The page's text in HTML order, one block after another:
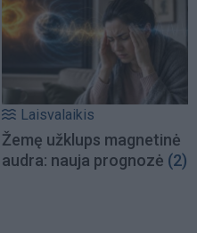
Laisvalaikis
Žemę užklups magnetinė
audra: nauja prognozė (2)